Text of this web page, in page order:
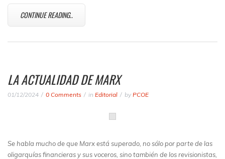
CONTINUE READING..
LA ACTUALIDAD DE MARX
01/12/2024 0 Comments in Editorial by PCOE
Se habla mucho de que Marx está superado, no sólo por parte de las
oligarquías financieras y sus voceros, sino también de los revisionistas,